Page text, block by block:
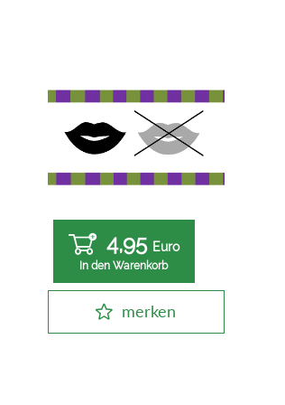
4,95 Euro
In den Warenkorb
merken